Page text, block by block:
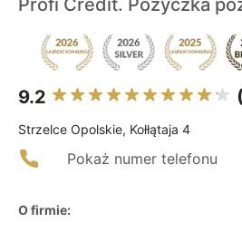
Profi Credit. Pożyczka
9.2
Strzelce Opolskie, Kołłątaja 4
Pokaż numer telefonu
O firmie: